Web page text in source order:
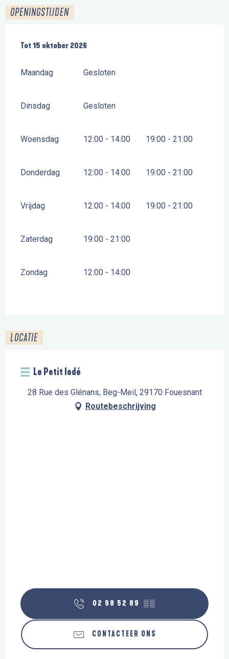
OPENINGSTIJDEN
Vanaf 28 maart 2026
Tot 15 oktober 2026
Maandag Gesloten
Dinsdag Gesloten
Woensdag 12:00 - 14:00 19:00 - 21:00
Donderdag 12:00 - 14:00 19:00 - 21:00
Vrijdag 12:00 - 14:00 19:00 - 21:00
Zaterdag 19:00 - 21:00
Zondag 12:00 - 14:00
LOCATIE
Le Petit Iodé
28 Rue des Glénans, Beg-Meil, 29170 Fouesnant
Routebeschrijving
02 98 52 89 ▒▒
CONTACTEER ONS